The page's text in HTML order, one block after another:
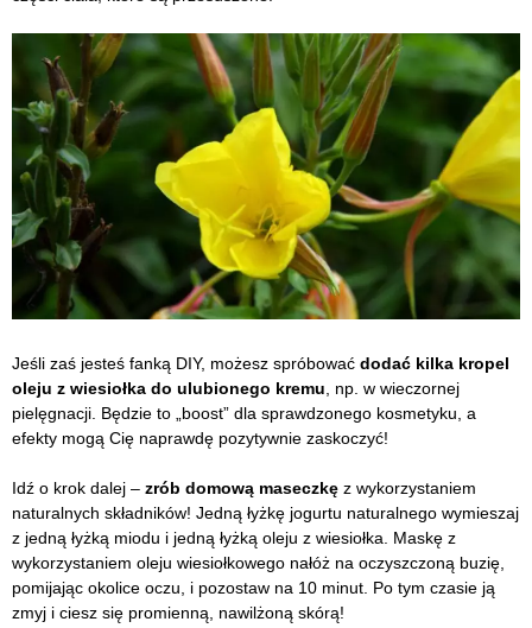
Jeśli zaś jesteś fanką DIY, możesz spróbować dodać kilka kropel
oleju z wiesiołka do ulubionego kremu , np. w wieczornej
pielęgnacji. Będzie to „boost” dla sprawdzonego kosmetyku, a
efekty mogą Cię naprawdę pozytywnie zaskoczyć!
Idź o krok dalej – zrób domową maseczkę z wykorzystaniem
naturalnych składników! Jedną łyżkę jogurtu naturalnego wymieszaj
z jedną łyżką miodu i jedną łyżką oleju z wiesiołka. Maskę z
wykorzystaniem oleju wiesiołkowego nałóż na oczyszczoną buzię,
pomijając okolice oczu, i pozostaw na 10 minut. Po tym czasie ją
zmyj i ciesz się promienną, nawilżoną skórą!